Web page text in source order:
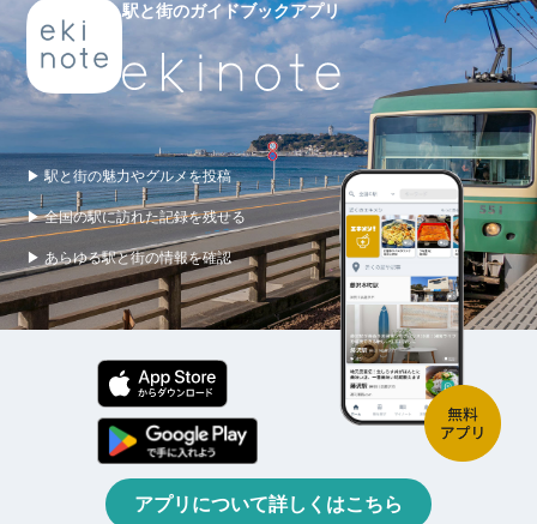
駅と街のガイドブックアプリ
▶ 駅と街の魅力やグルメを投稿
▶ 全国の駅に訪れた記録を残せる
▶ あらゆる駅と街の情報を確認
アプリについて詳しくはこちら